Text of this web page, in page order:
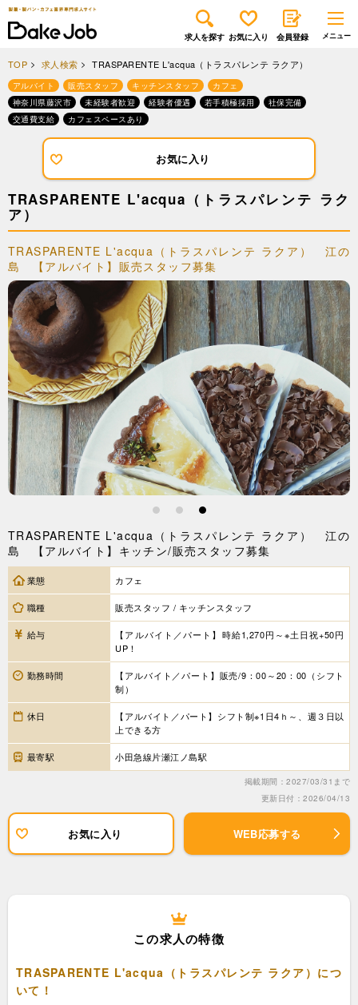
求人を探す お気に入り 会員登録
TOP 求人検索 TRASPARENTE L'acqua（トラスパレンテ ラクア）
アルバイト 販売スタッフ キッチンスタッフ
カフェ
神奈川県藤沢市
未経験者歓迎 経験者優遇 若手積極採用
社保完備
交通費支給
カフェスペースあり
お気に入り
TRASPARENTE L'acqua（トラスパレンテ ラク
ア）
TRASPARENTE L'acqua（トラスパレンテ ラクア） 江の
島 【アルバイト】販売スタッフ募集
1 2 3
TRASPARENTE L'acqua（トラスパレンテ ラクア） 江の
島 【アルバイト】キッチン/販売スタッフ募集
業態 カフェ
職種 販売スタッフ / キッチンスタッフ
給与
【アルバイト／パート】時給1,270円～※土日祝+50円
UP！
勤務時間
【アルバイト／パート】販売/9：00～20：00（シフト
制）
休日
【アルバイト／パート】シフト制※1日4ｈ～、週３日以
上できる方
最寄駅 小田急線片瀬江ノ島駅
掲載期間：2027/03/31まで
更新日付：2026/04/13
お気に入り WEB応募する
この求人の特徴
TRASPARENTE L'acqua（トラスパレンテ ラクア）につ
いて！